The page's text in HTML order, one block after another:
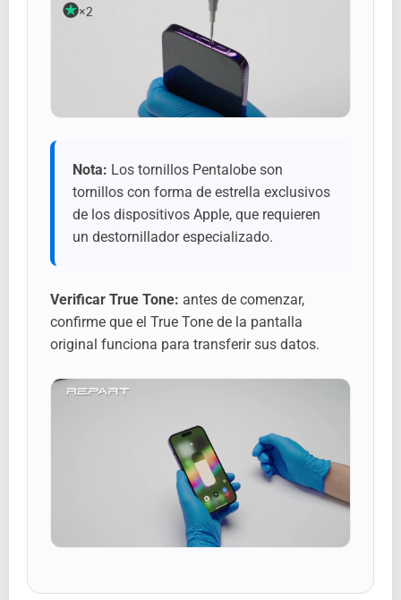
Nota: Los tornillos Pentalobe son
tornillos con forma de estrella exclusivos
de los dispositivos Apple, que requieren
un destornillador especializado.
Verificar True Tone: antes de comenzar,
confirme que el True Tone de la pantalla
original funciona para transferir sus datos.